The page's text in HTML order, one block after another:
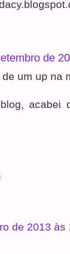
de
um up na
acabei
de 2013 às